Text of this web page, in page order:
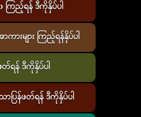
ကြည့်ရန် ဒီကိုနှိပ်ပါ
ားများ ကြည့်ရန်နှိပ်ပါ
တ်ရန် ဒီကိုနှိပ်ပါ
ာပြန်ဖတ်ရန် ဒီကိုနှိပ်ပါ